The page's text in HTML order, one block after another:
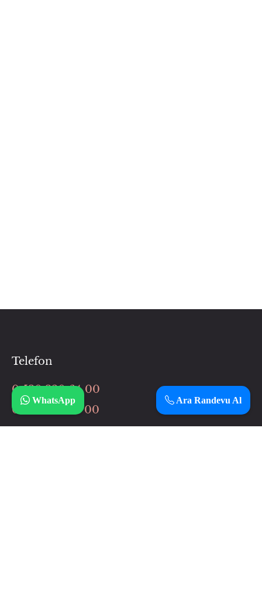
Telefon
0 530 320 64 00
0 506 037 64 00
Ara Randevu Al
WhatsApp